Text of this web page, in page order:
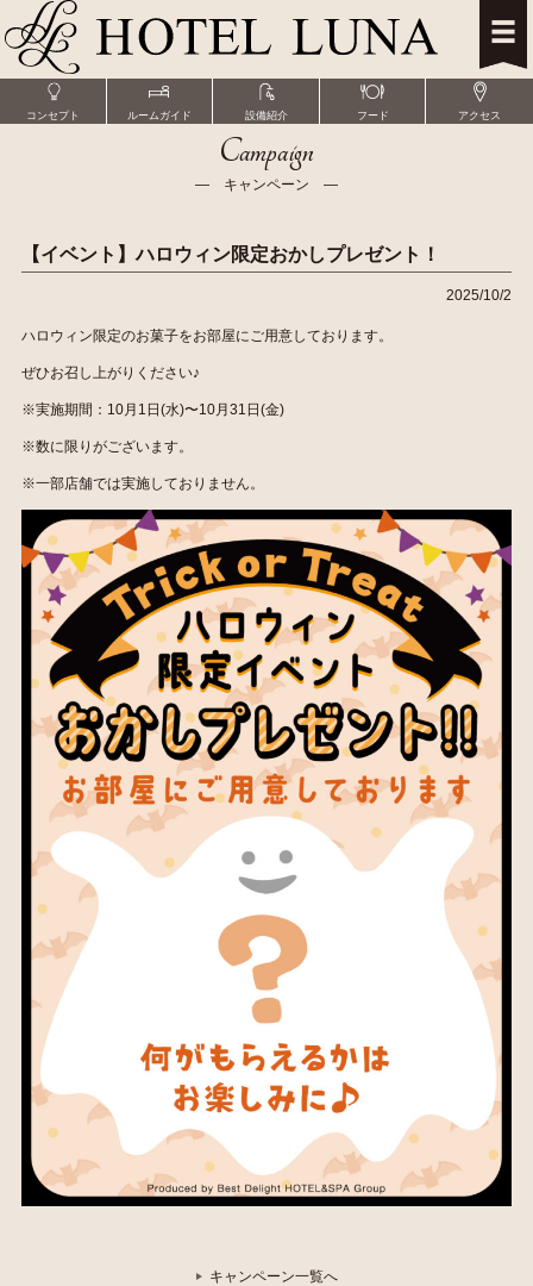
コンセプト ルームガイド 設備紹介 フード アクセス
Campaign
― キャンペーン ―
【イベント】ハロウィン限定おかしプレゼント！
2025/10/2
ハロウィン限定のお菓子をお部屋にご用意しております。
ぜひお召し上がりください♪
※実施期間：10月1日(水)〜10月31日(金)
※数に限りがございます。
※一部店舗では実施しておりません。
キャンペーン一覧へ